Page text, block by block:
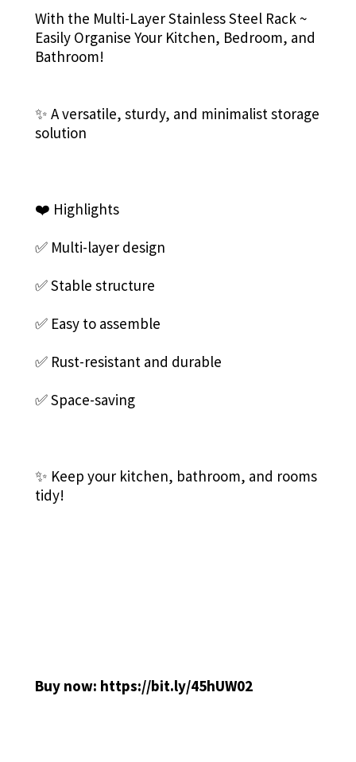
With the Multi-Layer Stainless Steel Rack ~
Easily Organise Your Kitchen, Bedroom, and
Bathroom!
✨ A versatile, sturdy, and minimalist storage
solution
❤️ Highlights
✅ Multi-layer design
✅ Stable structure
✅ Easy to assemble
✅ Rust-resistant and durable
✅ Space-saving
✨ Keep your kitchen, bathroom, and rooms
tidy!
Buy now: https://bit.ly/45hUW02